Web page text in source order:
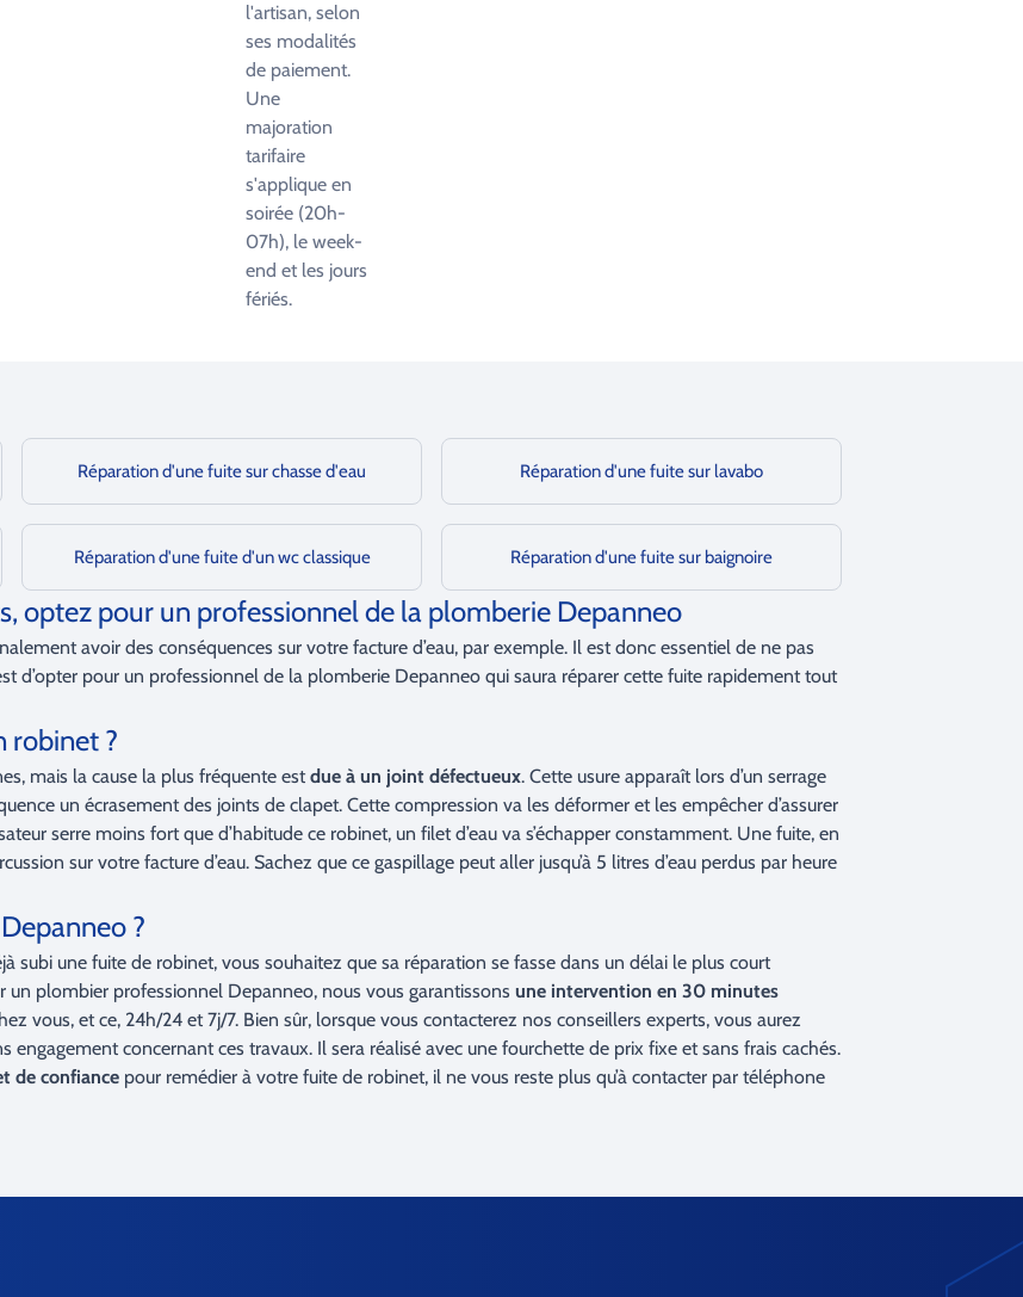
l'artisan, selon
ses modalités
de paiement.
Une
majoration
tarifaire
s'applique en
soirée (20h-
07h), le week-
end et les jours
fériés.
Réparation d'une fuite sur chasse d'eau Réparation d'une fuite sur lavabo
Réparation d'une fuite d'un wc classique Réparation d'une fuite sur baignoire
optez pour un professionnel de la plomberie Depanneo
avoir des conséquences sur votre facture d’eau, par exemple. Il est donc essentiel de ne pas
d’opter pour un professionnel de la plomberie Depanneo qui saura réparer cette fuite rapidement tout
robinet ?
mais la cause la plus fréquente est due à un joint défectueux. Cette usure apparaît lors d’un serrage
un écrasement des joints de clapet. Cette compression va les déformer et les empêcher d’assurer
serre moins fort que d’habitude ce robinet, un filet d’eau va s’échapper constamment. Une fuite, en
sur votre facture d’eau. Sachez que ce gaspillage peut aller jusqu’à 5 litres d’eau perdus par heure
?
subi une fuite de robinet, vous souhaitez que sa réparation se fasse dans un délai le plus court
plombier professionnel Depanneo, nous vous garantissons une intervention en 30 minutes
vous, et ce, 24h/24 et 7j/7. Bien sûr, lorsque vous contacterez nos conseillers experts, vous aurez
concernant ces travaux. Il sera réalisé avec une fourchette de prix fixe et sans frais cachés.
de confiance pour remédier à votre fuite de robinet, il ne vous reste plus qu’à contacter par téléphone